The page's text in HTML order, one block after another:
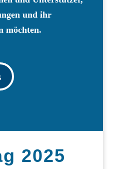
und ihr
möchten.
2025